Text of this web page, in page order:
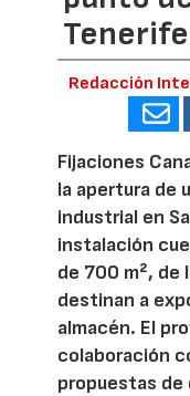
Tenerife
Redacción
Fijaciones
la apertura de
industrial en
instalación
de 700 m², de
destinan a
almacén. El
colaboración
propuestas de